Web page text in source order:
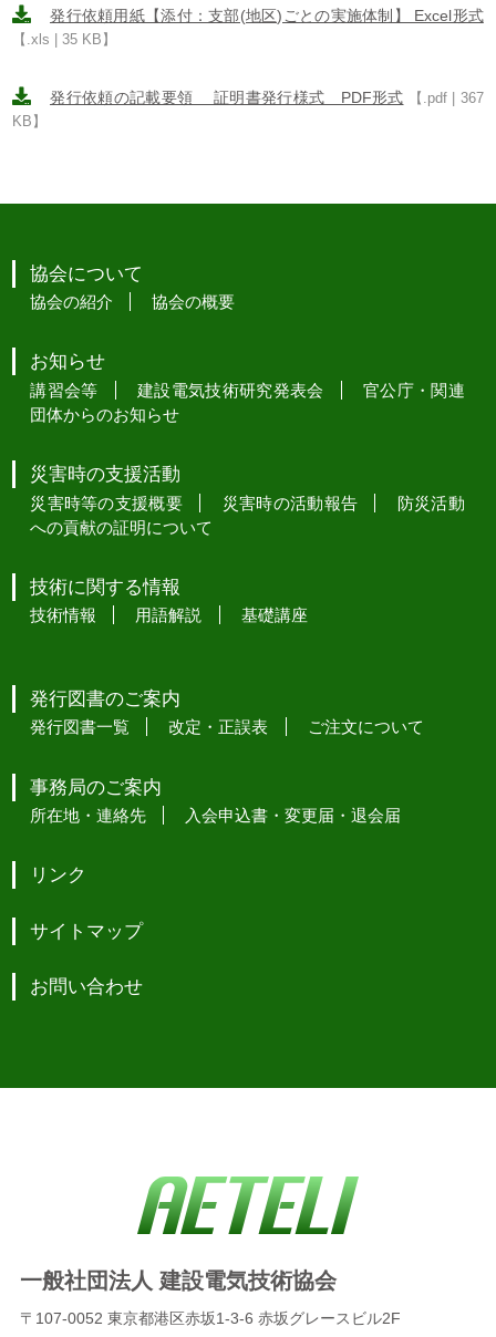
発行依頼用紙【添付：支部(地区)ごとの実施体制】 Excel形式
【.xls | 35 KB】
発行依頼の記載要領 証明書発行様式 PDF形式
【.pdf | 367
KB】
協会について
協会の紹介 協会の概要
お知らせ
講習会等 建設電気技術研究発表会
官公庁・関連
団体からのお知らせ
災害時の支援活動
災害時等の支援概要 災害時の活動報告
防災活動
への貢献の証明について
技術に関する情報
技術情報 用語解説 基礎講座
発行図書のご案内
発行図書一覧 改定・正誤表 ご注文について
事務局のご案内
所在地・連絡先 入会申込書・変更届・退会届
リンク
サイトマップ
お問い合わせ
一般社団法人 建設電気技術協会
〒107-0052 東京都港区赤坂1-3-6 赤坂グレースビル2F